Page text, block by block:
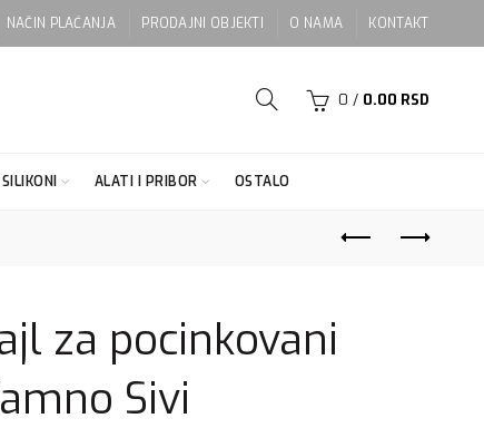
NAČIN PLAĆANJA PRODAJNI OBJEKTI O NAMA KONTAKT
0 / 0.00 RSD
ALATI I PRIBOR OSTALO
za pocinkovani
Sivi